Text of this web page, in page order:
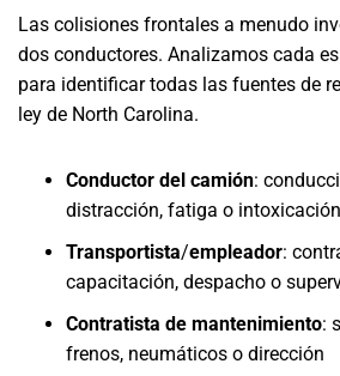
Las colisiones frontales a menudo
dos conductores. Analizamos cada
para identificar todas las fuentes de
ley de North Carolina.
Conductor del camión:
distracción, fatiga o intoxicación
Transportista/empleador:
capacitación, despacho o
Contratista de mantenimiento:
frenos, neumáticos o dirección